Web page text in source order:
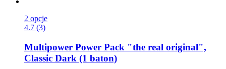
2 opcje
4.7 (3)
Multipower Power Pack "the real original",
Classic Dark (1 baton)